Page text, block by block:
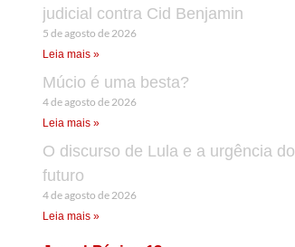
judicial contra Cid Benjamin
5 de agosto de 2026
Leia mais »
Múcio é uma besta?
4 de agosto de 2026
Leia mais »
O discurso de Lula e a urgência do
futuro
4 de agosto de 2026
Leia mais »